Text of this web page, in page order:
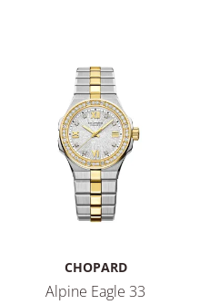
CHOPARD
Alpine Eagle 33